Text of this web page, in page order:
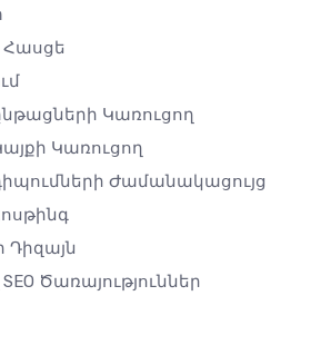
Հասցե
Կառուցող
Կառուցող
Ժամանակացույց
Դիզայն
Ծառայություններ